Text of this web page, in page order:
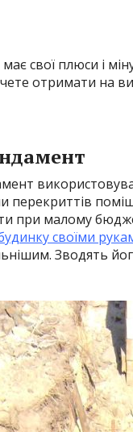
свої плюси і
отримати на
перекриттів
при малому
своїми
Зводять